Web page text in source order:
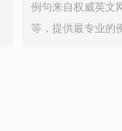
例句来自权威英文
等，提供最专业的